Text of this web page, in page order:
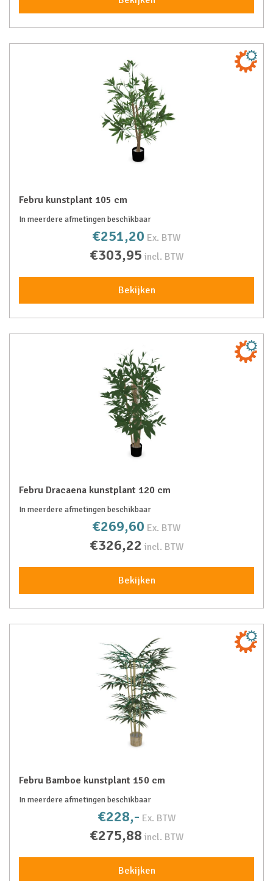
Febru kunstplant 105 cm
In meerdere afmetingen beschikbaar
€251,20 Ex. BTW
€303,95 incl. BTW
Bekijken
Febru Dracaena kunstplant 120 cm
In meerdere afmetingen beschikbaar
€269,60 Ex. BTW
€326,22 incl. BTW
Bekijken
Febru Bamboe kunstplant 150 cm
In meerdere afmetingen beschikbaar
€228,- Ex. BTW
€275,88 incl. BTW
Bekijken